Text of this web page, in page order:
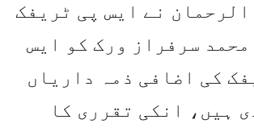
الرحمان نے ایس پی ٹریفک
محمد سرفراز ورک کو ایس
کی اضافی ذمہ داریاں
ہیں، انکی تقرری کا